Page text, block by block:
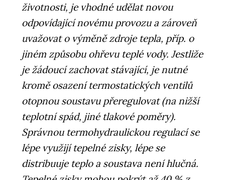
životnosti, je vhodné udělat novou
odpovídající novému provozu a zároveň
uvažovat o výměně zdroje tepla, příp. o
jiném způsobu ohřevu teplé vody. Jestliže
je žádoucí zachovat stávající, je nutné
kromě osazení termostatických ventilů
otopnou soustavu přeregulovat (na nižší
teplotní spád, jiné tlakové poměry).
Správnou termohydraulickou regulací se
lépe využijí tepelné zisky, lépe se
distribuuje teplo a soustava není hlučná.